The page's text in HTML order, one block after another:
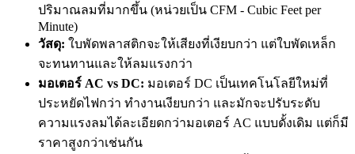
ปริมาณลมที่มากขึ้น (หน่วยเป็น CFM - Cubic Feet per
Minute)
วัสดุ: ใบพัดพลาสติกจะให้เสียงที่เงียบกว่า แต่ใบพัดเหล็ก
จะทนทานและให้ลมแรงกว่า
มอเตอร์ AC vs DC: มอเตอร์ DC เป็นเทคโนโลยีใหม่ที่
ประหยัดไฟกว่า ทำงานเงียบกว่า และมักจะปรับระดับ
ความแรงลมได้ละเอียดกว่ามอเตอร์ AC แบบดั้งเดิม แต่ก็มี
ราคาสูงกว่าเช่นกัน